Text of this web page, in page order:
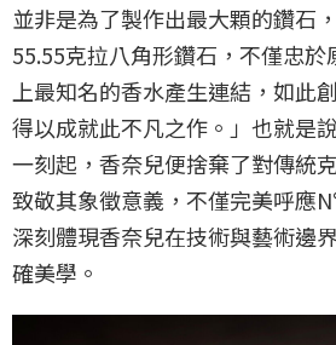
並非是為了製作出最大顆的鑽石
55.55克拉八角形鑽石，不僅忠
上最知名的香水產生連結，如此
得以成就此不凡之作。」也就是
一刻起，香奈兒便捨棄了對傳統
致敬其象徵意義，不僅完美呼應
深刻體現香奈兒在技術與藝術邊
確美學。